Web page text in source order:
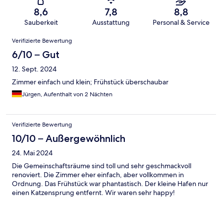
8,6
Sauberkeit
7,8
Ausstattung
8,8
Personal & Service
Bewertungen
Verifizierte Bewertung
6/10 – Gut
12. Sept. 2024
Zimmer einfach und klein; Frühstück überschaubar
Jürgen, Aufenthalt von 2 Nächten
Verifizierte Bewertung
10/10 – Außergewöhnlich
24. Mai 2024
Die Gemeinschaftsräume sind toll und sehr geschmackvoll
renoviert. Die Zimmer eher einfach, aber vollkommen in
Ordnung. Das Frühstück war phantastisch. Der kleine Hafen nur
einen Katzensprung entfernt. Wir waren sehr happy!